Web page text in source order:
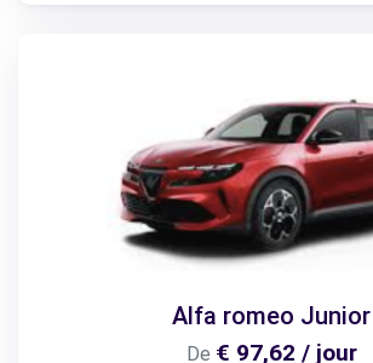
Alfa romeo Junior
De € 97,62 / jour